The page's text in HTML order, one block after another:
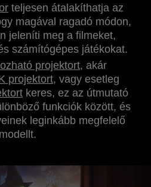
teljesen átalakíthatja az
magával ragadó módon,
jeleníti meg a filmeket,
számítógépes játékokat.
projektort, akár
projektort, vagy esetleg
keres, ez az útmutató
funkciók között, és
leginkább megfelelő
modellt.